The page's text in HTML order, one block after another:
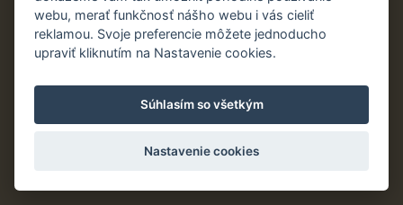
webu, merať funkčnosť nášho webu i vás cieliť
reklamou. Svoje preferencie môžete jednoducho
upraviť kliknutím na Nastavenie cookies.
Súhlasím so všetkým
Nastavenie cookies